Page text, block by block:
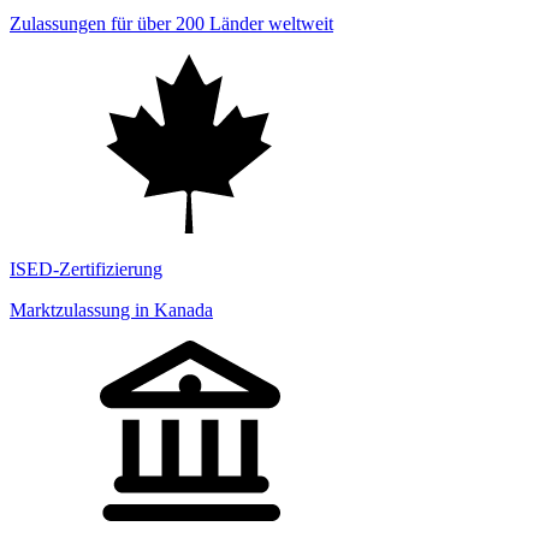
Zulassungen für über 200 Länder weltweit
ISED-Zertifizierung
Marktzulassung in Kanada